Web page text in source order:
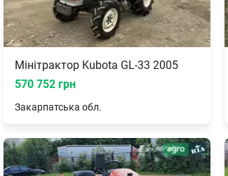
Мінітрактор Kubota GL-33 2005
570 752 грн
Закарпатська обл.